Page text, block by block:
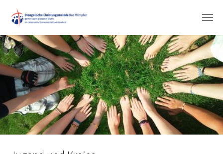
Zum Hauptinhalt springen